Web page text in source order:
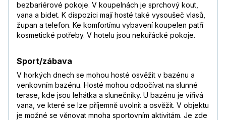
bezbariérové pokoje. V koupelnách je sprchový kout,
vana a bidet. K dispozici mají hosté také vysoušeč vlasů,
župan a telefon. Ke komfortímu vybavení koupelen patří
kosmetické potřeby. V hotelu jsou nekuřácké pokoje.
Sport/zábava
V horkých dnech se mohou hosté osvěžit v bazénu a
venkovním bazénu. Hosté mohou odpočívat na slunné
terase, kde jsou lehátka a slunečníky. U bazénu je vířivá
vana, ve které se lze příjemně uvolnit a osvěžit. V objektu
je možné se věnovat mnoha sportovním aktivitám. Je zde